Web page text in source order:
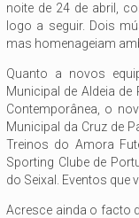
noite de 24 de abril,
logo a seguir. Dois
mas homenageiam
Quanto a novos
Municipal de Aldeia de
Contemporânea, o
Municipal da Cruz de
Treinos do Amora
Sporting Clube de
do Seixal. Eventos que
Acresce ainda o facto